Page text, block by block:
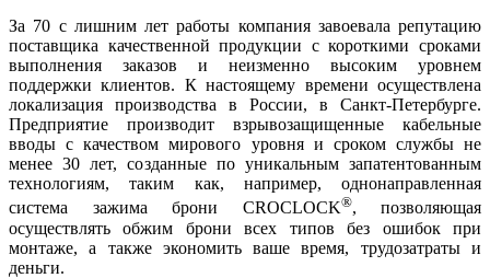
За 70 с лишним лет работы компания завоевала репутацию
поставщика качественной продукции с короткими сроками
выполнения заказов и неизменно высоким уровнем
поддержки клиентов. К настоящему времени осуществлена
локализация производства в России, в Санкт-Петербурге.
Предприятие производит взрывозащищенные кабельные
вводы с качеством мирового уровня и сроком службы не
менее 30 лет, созданные по уникальным запатентованным
технологиям, таким как, например, однонаправленная
система зажима брони CROCLOCK®, позволяющая
осуществлять обжим брони всех типов без ошибок при
монтаже, а также экономить ва­ше время, трудозатраты и
деньги.